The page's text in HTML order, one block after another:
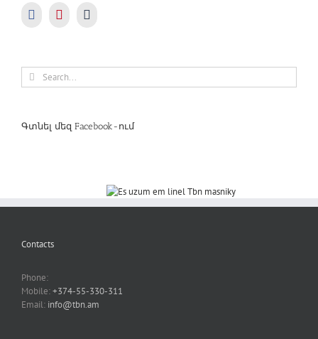
Search
for:
Գտնել մեզ Facebook-ում
Contacts
Phone:
Mobile:+374-55-330-311
Email: info@tbn.am